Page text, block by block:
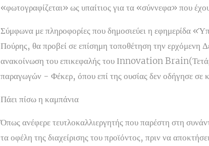
«φωτογραφίζεται» ως υπαίτιος για τα «σύννεφα» που
Σύμφωνα με πληροφορίες που δημοσιεύει η εφημερίδα
Πούρης, θα προβεί σε επίσημη τοποθέτηση την ερχόμενη
ανακοίνωση του επικεφαλής του Ιnnovation
παραγωγών - Φέκερ, όπου επί της ουσίας δεν οδήγησε σε
Πάει πίσω η καμπάνια
Όπως ανέφερε τευτλοκαλλιεργητής που παρέστη στη
τα οφέλη της διαχείρισης του προϊόντος, πριν να